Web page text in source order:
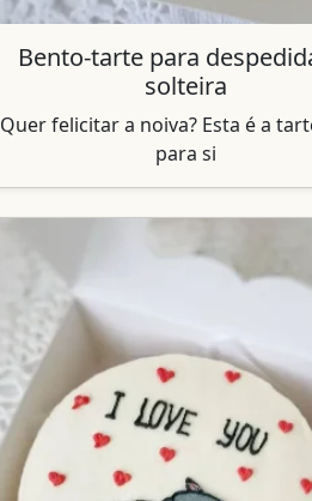
Bento-tarte para
solteira
Quer felicitar a noiva? Esta é a
para si